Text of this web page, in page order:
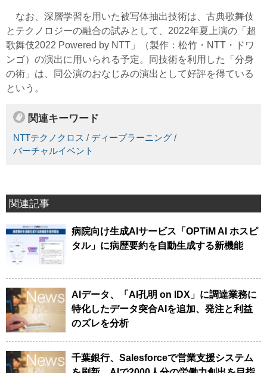
なお、深層学習を用いた被写体抽出技術は、古典歌舞伎
とテクノロジーの融合の試みとして、2022年夏上演の「超
歌舞伎2022 Powered by NTT」（製作：松竹・NTT・ドワ
ンゴ）の演出に用いられる予定。同技術を利用した「分身
の術」は、同公演のおなじみの演出として好評を得ている
という。
関連キーワード
NTTテクノクロス / ディープラーニング /
バーチャルイベント
関連記事
病院向け生成AIサービス「OPTiM AI ホスピ
タル」に病歴要約を自動生成する新機能
AIデータ、「AI孔明 on IDX」に調達業務に
特化したデータ突合AIを追加、発注と利益
のズレを分析
千葉銀行、Salesforceで営業支援システム